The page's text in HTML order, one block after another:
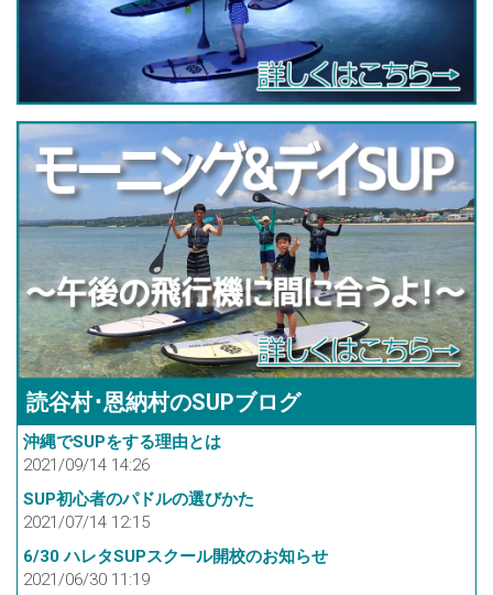
読谷村･恩納村のSUPブログ
沖縄でSUPをする理由とは
2021/09/14 14:26
SUP初心者のパドルの選びかた
2021/07/14 12:15
6/30 ハレタSUPスクール開校のお知らせ
2021/06/30 11:19